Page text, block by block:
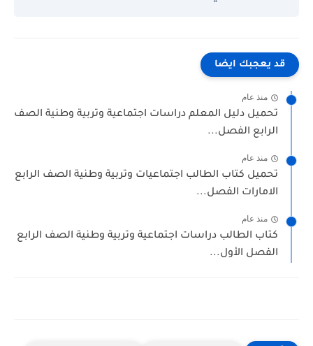
يعجبك ايضا
منذ عام
دليل المعلم دراسات اجتماعية وتربية وطنية الصف
الفصل...
منذ عام
كتاب الطالب اجتماعيات وتربية وطنية الصف الرابع
الفصل...
منذ عام
الطالب دراسات اجتماعية وتربية وطنية الصف الرابع
الأول...